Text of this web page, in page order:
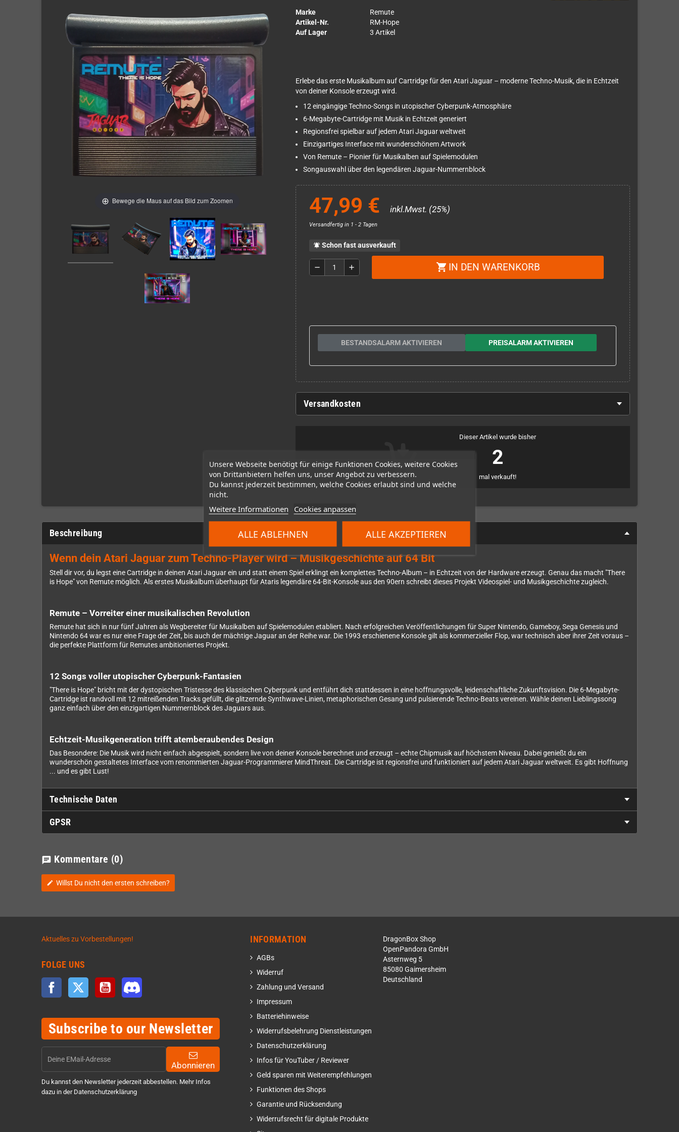
Unsere Webseite benötigt für einige Funktionen Cookies, weitere Cookies
von Drittanbietern helfen uns, unser Angebot zu verbessern.
Du kannst jederzeit bestimmen, welche Cookies erlaubt sind und welche
nicht.
Weitere Informationen Cookies anpassen
ALLE ABLEHNEN ALLE AKZEPTIEREN
Bewege die Maus auf das Bild zum Zoomen
Marke
Remute
Artikel-Nr.
RM-Hope
Auf Lager
3 Artikel
Erlebe das erste Musikalbum auf Cartridge für den Atari Jaguar – moderne Techno-Musik, die in Echtzeit
von deiner Konsole erzeugt wird.
12 eingängige Techno-Songs in utopischer Cyberpunk-Atmosphäre
6-Megabyte-Cartridge mit Musik in Echtzeit generiert
Regionsfrei spielbar auf jedem Atari Jaguar weltweit
Einzigartiges Interface mit wunderschönem Artwork
Von Remute – Pionier für Musikalben auf Spielemodulen
Songauswahl über den legendären Jaguar-Nummernblock
47,99 € inkl.Mwst. (25%)
Versandfertig in 1 - 2 Tagen
notifications_active Schon fast ausverkauft
remove add shopping_cart IN DEN WARENKORB
BESTANDSALARM AKTIVIEREN PREISALARM AKTIVIEREN
Versandkosten
Dieser Artikel wurde bisher
2
mal verkauft!
Beschreibung
Wenn dein Atari Jaguar zum Techno-Player wird – Musikgeschichte auf 64 Bit
Stell dir vor, du legst eine Cartridge in deinen Atari Jaguar ein und statt einem Spiel erklingt ein komplettes Techno-Album – in Echtzeit von der Hardware erzeugt. Genau das macht "There
is Hope" von Remute möglich. Als erstes Musikalbum überhaupt für Ataris legendäre 64-Bit-Konsole aus den 90ern schreibt dieses Projekt Videospiel- und Musikgeschichte zugleich.
Remute – Vorreiter einer musikalischen Revolution
Remute hat sich in nur fünf Jahren als Wegbereiter für Musikalben auf Spielemodulen etabliert. Nach erfolgreichen Veröffentlichungen für Super Nintendo, Gameboy, Sega Genesis und
Nintendo 64 war es nur eine Frage der Zeit, bis auch der mächtige Jaguar an der Reihe war. Die 1993 erschienene Konsole gilt als kommerzieller Flop, war technisch aber ihrer Zeit voraus –
die perfekte Plattform für Remutes ambitioniertes Projekt.
12 Songs voller utopischer Cyberpunk-Fantasien
"There is Hope" bricht mit der dystopischen Tristesse des klassischen Cyberpunk und entführt dich stattdessen in eine hoffnungsvolle, leidenschaftliche Zukunftsvision. Die 6-Megabyte-
Cartridge ist randvoll mit 12 mitreißenden Tracks gefüllt, die glitzernde Synthwave-Linien, metaphorischen Gesang und pulsierende Techno-Beats vereinen. Wähle deinen Lieblingssong
ganz einfach über den einzigartigen Nummernblock des Jaguars aus.
Echtzeit-Musikgeneration trifft atemberaubendes Design
Das Besondere: Die Musik wird nicht einfach abgespielt, sondern live von deiner Konsole berechnet und erzeugt – echte Chipmusik auf höchstem Niveau. Dabei genießt du ein
wunderschön gestaltetes Interface vom renommierten Jaguar-Programmierer MindThreat. Die Cartridge ist regionsfrei und funktioniert auf jedem Atari Jaguar weltweit. Es gibt Hoffnung
... und es gibt Lust!
Technische Daten
GPSR
chat Kommentare (0)
edit Willst Du nicht den ersten schreiben?
Aktuelles zu Vorbestellungen!
FOLGE UNS
Facebook Twitter YouTube
Subscribe to our Newsletter
Abonnieren
Du kannst den Newsletter jederzeit abbestellen. Mehr Infos
dazu in der Datenschutzerklärung
INFORMATION
AGBs
Widerruf
Zahlung und Versand
Impressum
Batteriehinweise
Widerrufsbelehrung Dienstleistungen
Datenschutzerklärung
Infos für YouTuber / Reviewer
Geld sparen mit Weiterempfehlungen
Funktionen des Shops
Garantie und Rücksendung
Widerrufsrecht für digitale Produkte
DragonBox Shop
OpenPandora GmbH
Asternweg 5
85080 Gaimersheim
Deutschland